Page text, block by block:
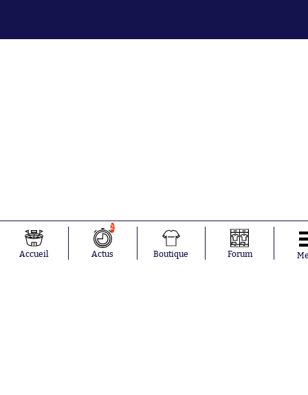
Accueil
2
Actus Boutique Forum